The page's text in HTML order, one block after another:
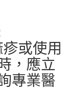
或使用
，應立
專業醫